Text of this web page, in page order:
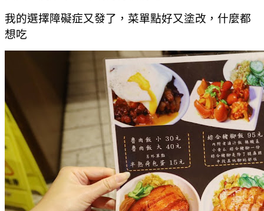
我的選擇障礙症又發了，菜單點好又塗改，什麼都
想吃